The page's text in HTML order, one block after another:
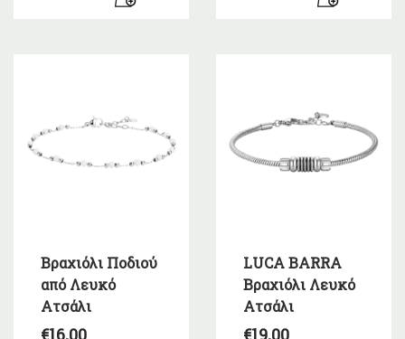
Βραχιόλι Ποδιού
από Λευκό
Ατσάλι
€16,00
LUCA BARRA
Βραχιόλι Λευκό
Ατσάλι
€19,00